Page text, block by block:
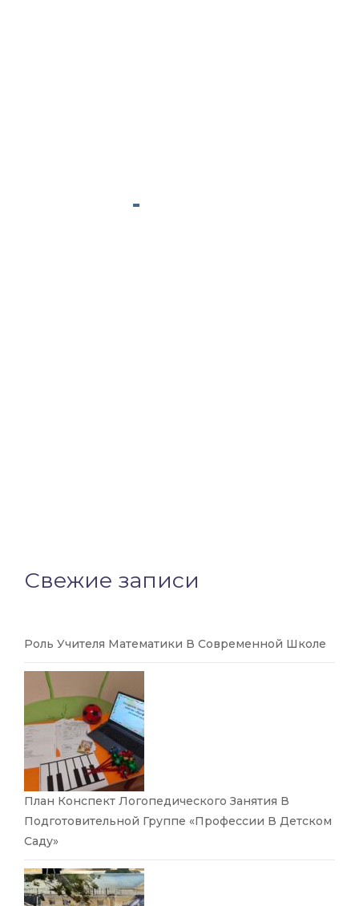
Свежие записи
Роль Учителя Математики В Современной Школе
План Конспект Логопедического Занятия В
Подготовительной Группе «Профессии В Детском
Саду»